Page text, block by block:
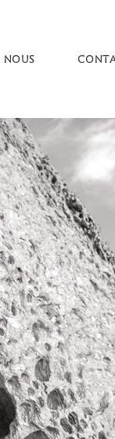
NOUS